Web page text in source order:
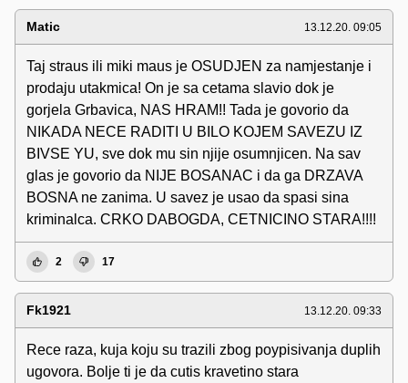
Matic 13.12.20. 09:05
Taj straus ili miki maus je OSUDJEN za namjestanje i
prodaju utakmica! On je sa cetama slavio dok je
gorjela Grbavica, NAS HRAM!! Tada je govorio da
NIKADA NECE RADITI U BILO KOJEM SAVEZU IZ
BIVSE YU, sve dok mu sin njije osumnjicen. Na sav
glas je govorio da NIJE BOSANAC i da ga DRZAVA
BOSNA ne zanima. U savez je usao da spasi sina
kriminalca. CRKO DABOGDA, CETNICINO STARA!!!!
2 17
Fk1921 13.12.20. 09:33
Rece raza, kuja koju su trazili zbog poypisivanja duplih
ugovora. Bolje ti je da cutis kravetino stara